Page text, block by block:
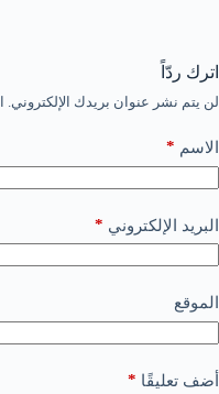
اترك ردّاً
لن يتم نشر عنوان بريدك الإلكتروني.
الاسم *
البريد الإلكتروني *
الموقع
أضف تعليقًا *